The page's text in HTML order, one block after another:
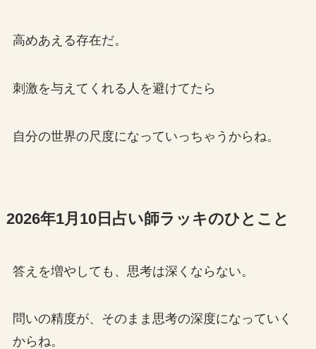
高めあえる存在だ。
刺激を与えてくれる人を避けてたら
自分の世界の尺度になっていっちゃうからね。
2026年1月10日占い師ラッキのひとこと
答えを増やしても、思考は深くならない。
問いの精度が、そのまま思考の深度になっていく
からね。